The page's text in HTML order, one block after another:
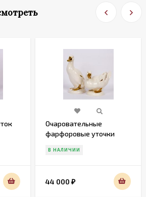
Очаровательные
фарфоровые уточки
В НАЛИЧИИ
44 000 ₽